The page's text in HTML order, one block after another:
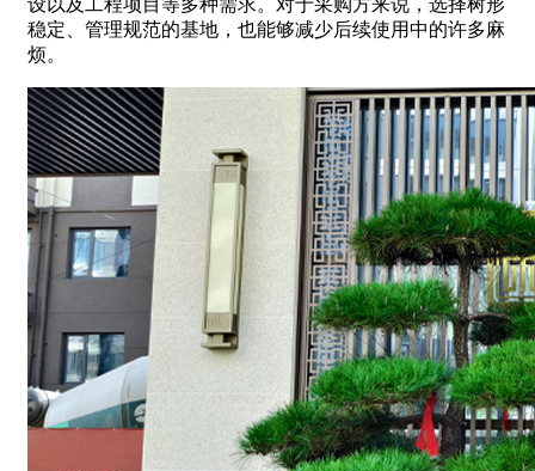
设以及工程项目等多种需求。对于采购方来说，选择树形
稳定、管理规范的基地，也能够减少后续使用中的许多麻
烦。